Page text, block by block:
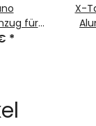
für
*
X-